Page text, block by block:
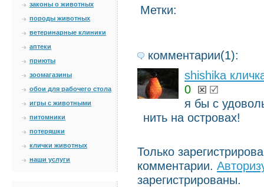
законы о животных
породы животных
ветеринарные клиники
аптеки
приюты
зоомагазины
обои для рабочего стола
игры с животными
питомники
потеряшки
клички животных
наши услуги
Метки:
комментарии(1):
shishika
0
я бы с
нить на островах!
Только
комментарии.
зарегистрированы.